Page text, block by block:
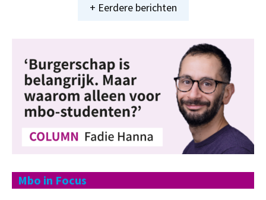
+ Eerdere berichten
Mbo in Focus